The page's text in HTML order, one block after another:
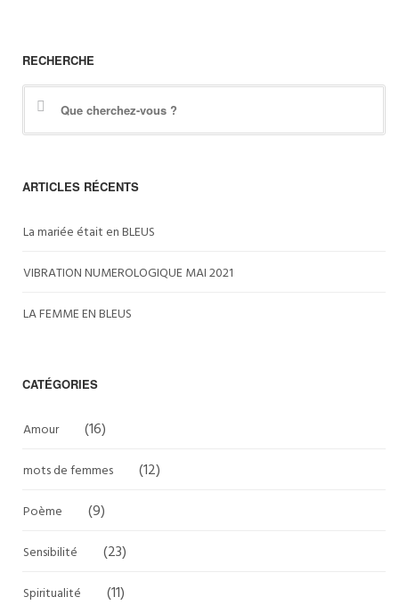
RECHERCHE
ARTICLES RÉCENTS
La mariée était en BLEUS
VIBRATION NUMEROLOGIQUE MAI 2021
LA FEMME EN BLEUS
CATÉGORIES
Amour (16)
mots de femmes (12)
Poème (9)
Sensibilité (23)
Spiritualité (11)